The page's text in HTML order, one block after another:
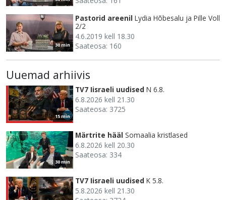
30 min
Pastorid areenil Lydia Hõbesalu ja Pille Voll
2/2
4.6.2019 kell 18.30
Saateosa: 160
Uuemad arhiivis
15 min
TV7 Iisraeli uudised N 6.8.
6.8.2026 kell 21.30
Saateosa: 3725
30 min
Märtrite hääl Somaalia kristlased
6.8.2026 kell 20.30
Saateosa: 334
TV7 Iisraeli uudised K 5.8.
5.8.2026 kell 21.30